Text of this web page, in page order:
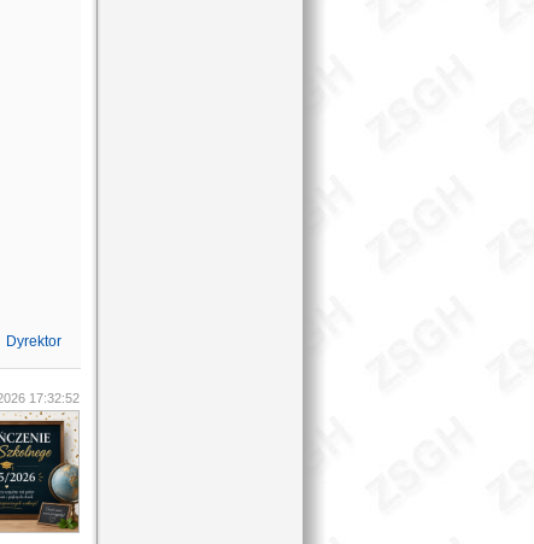
Dyrektor
17:32:52